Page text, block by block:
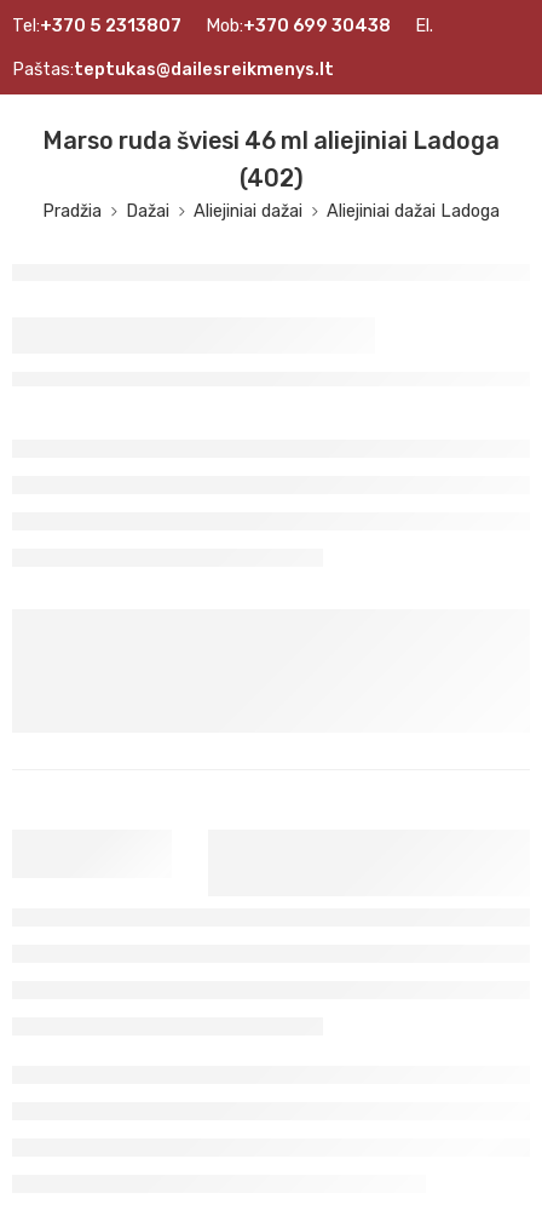
Tel:+370 5 2313807 Mob:+370 699 30438 El.
Paštas:teptukas@dailesreikmenys.lt
Marso ruda šviesi 46 ml aliejiniai Ladoga
(402)
Pradžia Dažai Aliejiniai dažai Aliejiniai dažai Ladoga